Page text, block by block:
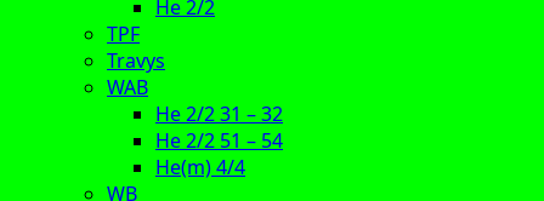
He 2/2
TPF
Travys
WAB
He 2/2 31 – 32
He 2/2 51 – 54
He(m) 4/4
WB